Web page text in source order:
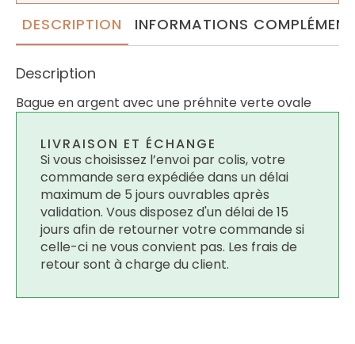
DESCRIPTION INFORMATIONS
Description
Bague en argent avec une préhnite verte ovale
LIVRAISON ET ÉCHANGE
Si vous choisissez l’envoi par colis, votre
commande sera expédiée dans un délai
maximum de 5 jours ouvrables après
validation. Vous disposez d'un délai de 15
jours afin de retourner votre commande si
celle-ci ne vous convient pas. Les frais de
retour sont à charge du client.